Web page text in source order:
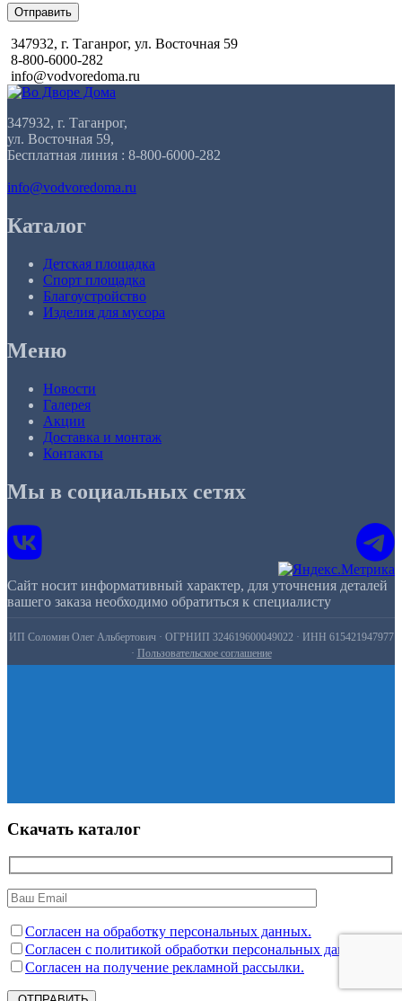
Отправить
347932, г. Таганрог, ул. Восточная 59
8-800-6000-282
info@vodvoredoma.ru
347932, г. Таганрог,
ул. Восточная 59,
Бесплатная линия : 8-800-6000-282
info@vodvoredoma.ru
Каталог
Детская площадка
Спорт площадка
Благоустройство
Изделия для мусора
Меню
Новости
Галерея
Акции
Доставка и монтаж
Контакты
Мы в социальных сетях
Сайт носит информативный характер, для уточнения деталей
вашего заказа необходимо обратиться к специалисту
ИП Соломин Олег Альбертович · ОГРНИП 324619600049022 · ИНН 615421947977
· Пользовательское соглашение
Скачать каталог
Согласен на обработку персональных данных.
Согласен с политикой обработки персональных данных.
Согласен на получение рекламной рассылки.